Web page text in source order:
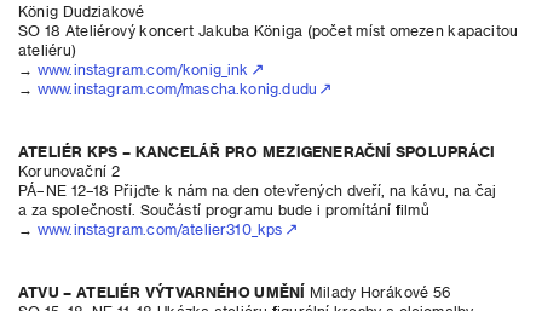
König Dudziakové
SO 18 Ateliérový koncert Jakuba Königa (počet míst omezen kapacitou
ateliéru)
→ www.instagram.com/konig_ink
→ www.instagram.com/mascha.konig.dudu
ATELIÉR KPS – KANCELÁŘ PRO MEZIGENERAČNÍ SPOLUPRÁCI
Korunovační 2
PÁ–NE 12–18 Přijďte k nám na den otevřených dveří, na kávu, na čaj
a za společností. Součástí programu bude i promítání filmů
→ www.instagram.com/atelier310_kps
ATVU – ATELIÉR VÝTVARNÉHO UMĚNÍ Milady Horákové 56